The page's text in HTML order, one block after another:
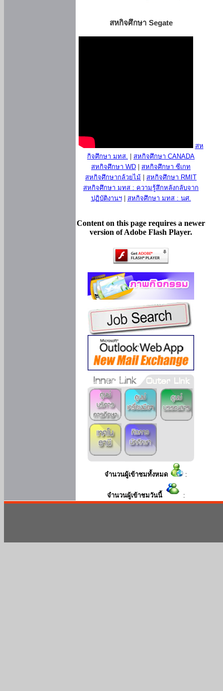
สหกิจศึกษา Segate
สห
กิจศึกษา มทส.
สหกิจศึกษา CANADA
สหกิจศึกษา WD
สหกิจศึกษา ซีเกท
สหกิจศึกษากล้วยไม้
สหกิจศึกษา RMIT
สหกิจศึกษา มทส : ความรู้สึกหลังกลับจาก
ปฏิบัติงานฯ| สหกิจศึกษา มทส : นศ.
Content on this page requires a newer
version of Adobe Flash Player.
จำนวนผู้เข้าชมทั้งหมด :
จำนวนผู้เข้าชมวันนี้ :